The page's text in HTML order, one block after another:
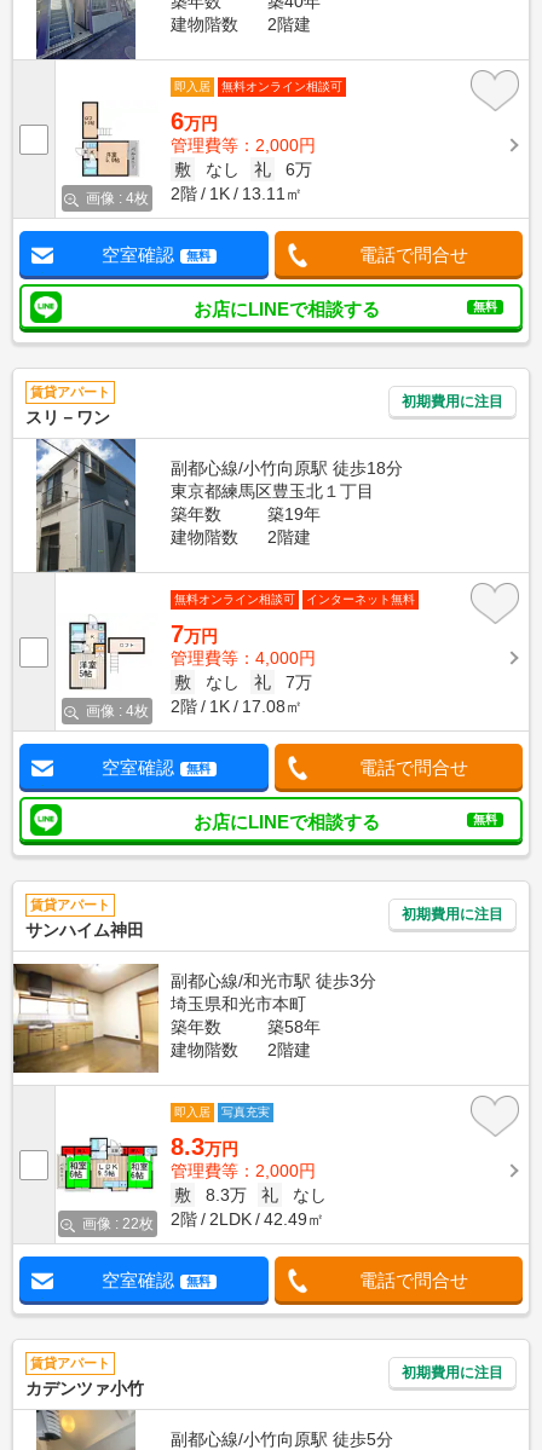
建物階数
2階建
画像 : 4枚
即入居 無料オンライン相談可
6万円
管理費等：2,000円
敷
なし 礼
6万
2階
1K 13.11㎡
空室確認 無料 電話で問合せ
お店にLINEで相談する 無料
賃貸アパート
スリ－ワン
初期費用に注目
副都心線/小竹向原駅 徒歩18分
東京都練馬区豊玉北１丁目
築年数
築19年
建物階数
2階建
画像 : 4枚
無料オンライン相談可 インターネット無料
7万円
管理費等：4,000円
敷
なし 礼
7万
2階
1K 17.08㎡
空室確認 無料 電話で問合せ
お店にLINEで相談する 無料
賃貸アパート
サンハイム神田
初期費用に注目
副都心線/和光市駅 徒歩3分
埼玉県和光市本町
築年数
築58年
建物階数
2階建
画像 : 22枚
即入居 写真充実
8.3万円
管理費等：2,000円
敷
8.3万 礼
なし
2階
2LDK 42.49㎡
空室確認 無料 電話で問合せ
賃貸アパート
カデンツァ小竹
初期費用に注目
副都心線/小竹向原駅 徒歩5分